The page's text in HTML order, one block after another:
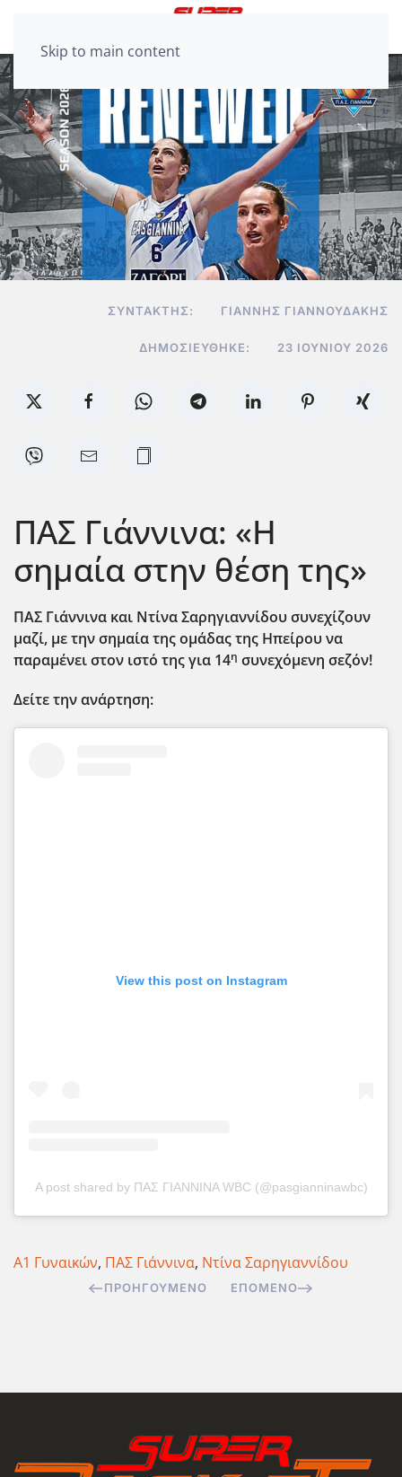
Skip to main content
ΣΥΝΤΆΚΤΗΣ: ΓΙΆΝΝΗΣ ΓΙΑΝΝΟΥΔΆΚΗΣ
ΔΗΜΟΣΙΕΎΘΗΚΕ: 23 ΙΟΥΝΊΟΥ 2026
ΠΑΣ Γιάννινα: «Η
σημαία στην θέση της»
ΠΑΣ Γιάννινα και Ντίνα Σαρηγιαννίδου συνεχίζουν
μαζί, με την σημαία της ομάδας της Ηπείρου να
παραμένει στον ιστό της για 14η συνεχόμενη σεζόν!
Δείτε την ανάρτηση:
View this post on Instagram
A post shared by ΠΑΣ ΓΙΑΝΝΙΝΑ WBC (@pasgianninawbc)
Α1 Γυναικών, ΠΑΣ Γιάννινα, Ντίνα Σαρηγιαννίδου
ΠΡΟΗΓΟΎΜΕΝΟ ΕΠΌΜΕΝΟ